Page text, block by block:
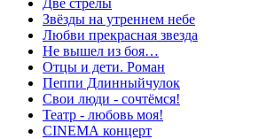
Звёзды на утреннем небе
Любви прекрасная звезда
Не вышел из боя…
Отцы и дети. Роман
Пеппи Длинныйчулок
Свои люди - сочтёмся!
Театр - любовь моя!
СINЕМА концерт